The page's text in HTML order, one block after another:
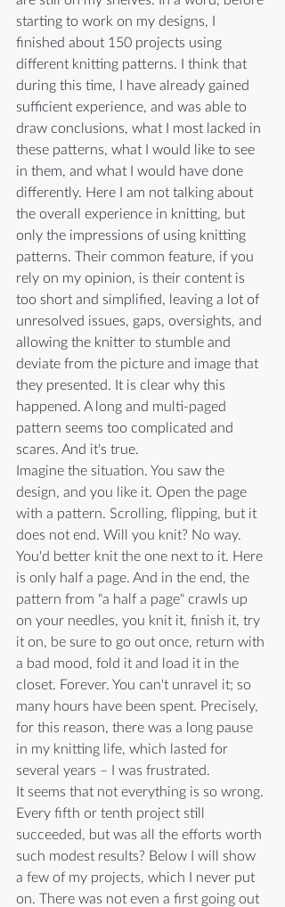
starting to work on my designs, I
finished about 150 projects using
different knitting patterns. I think that
during this time, I have already gained
sufficient experience, and was able to
draw conclusions, what I most lacked in
these patterns, what I would like to see
in them, and what I would have done
differently. Here I am not talking about
the overall experience in knitting, but
only the impressions of using knitting
patterns. Their common feature, if you
rely on my opinion, is their content is
too short and simplified, leaving a lot of
unresolved issues, gaps, oversights, and
allowing the knitter to stumble and
deviate from the picture and image that
they presented. It is clear why this
happened. A long and multi-paged
pattern seems too complicated and
scares. And it's true.
Imagine the situation. You saw the
design, and you like it. Open the page
with a pattern. Scrolling, flipping, but it
does not end. Will you knit? No way.
You'd better knit the one next to it. Here
is only half a page. And in the end, the
pattern from "a half a page" crawls up
on your needles, you knit it, finish it, try
it on, be sure to go out once, return with
a bad mood, fold it and load it in the
closet. Forever. You can't unravel it; so
many hours have been spent. Precisely,
for this reason, there was a long pause
in my knitting life, which lasted for
several years – I was frustrated.
It seems that not everything is so wrong.
Every fifth or tenth project still
succeeded, but was all the efforts worth
such modest results? Below I will show
a few of my projects, which I never put
on. There was not even a first going out